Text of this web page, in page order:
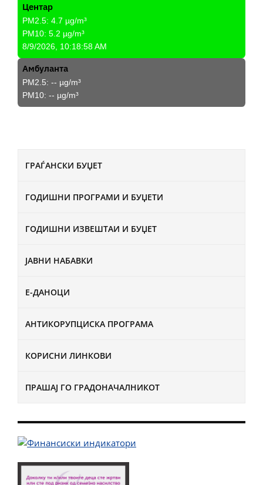
ГРАЃАНСКИ БУЏЕТ
ГОДИШНИ ПРОГРАМИ И БУЏЕТИ
ГОДИШНИ ИЗВЕШТАИ И БУЏЕТ
ЈАВНИ НАБАВКИ
Е-ДАНОЦИ
АНТИКОРУПЦИСКА ПРОГРАМА
КОРИСНИ ЛИНКОВИ
ПРАШАЈ ГО ГРАДОНАЧАЛНИКОТ
Центар
PM2.5: 4.7 µg/m³
PM10: 5.2 µg/m³
8/9/2026, 10:18:58 AM
Амбуланта
PM2.5: -- µg/m³
PM10: -- µg/m³